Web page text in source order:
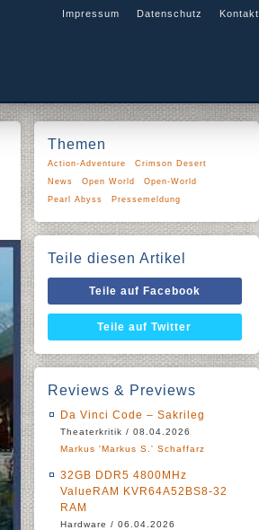
Impressum Datenschutz Kontakt
Themen
Action-Adventure
Crimson Desert
News
Open World
Open-World
Pearl Abyss
Pressemeldung
Teile diesen Artikel
Teile auf Facebook
Teile auf Twitter
Reviews & Previews
Da Vinci Code – Sakrileg
Theaterkritik / 08.04.2026
Markus 'Markus S.' Schaffarz
32GB DDR5 4800MHz
ValueRAM KVR64A52BS8-32
RAM
Hardware / 06.04.2026